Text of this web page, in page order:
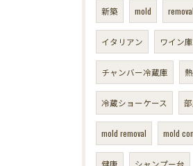
新築 mold removal
イタリアン ワイン庫
チャンバー冷蔵庫
冷蔵ショーケース
mold removal mold